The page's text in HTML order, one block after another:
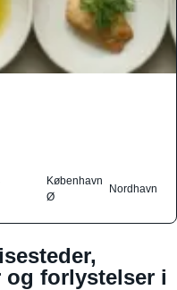
København
Ø
Nordhavn
og forlystelser i